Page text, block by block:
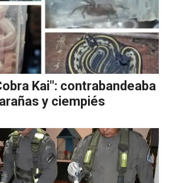
Kai": contrabandeaba
y ciempiés